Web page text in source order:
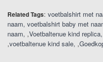
Related Tags: voetbalshirt met
naam voetbalshirt baby met
naam ,Voetbaltenue kind replica
,voetbaltenue kind sale ,